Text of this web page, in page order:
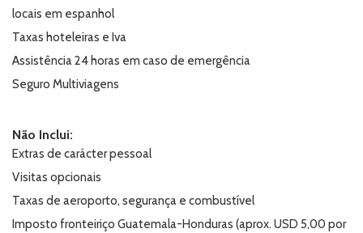
locais em espanhol
Taxas hoteleiras e Iva
Assistência 24 horas em caso de emergência
Seguro Multiviagens
Não Inclui:
Extras de carácter pessoal
Visitas opcionais
Taxas de aeroporto, segurança e combustível
Imposto fronteiriço Guatemala-Honduras (aprox. USD 5,00 por